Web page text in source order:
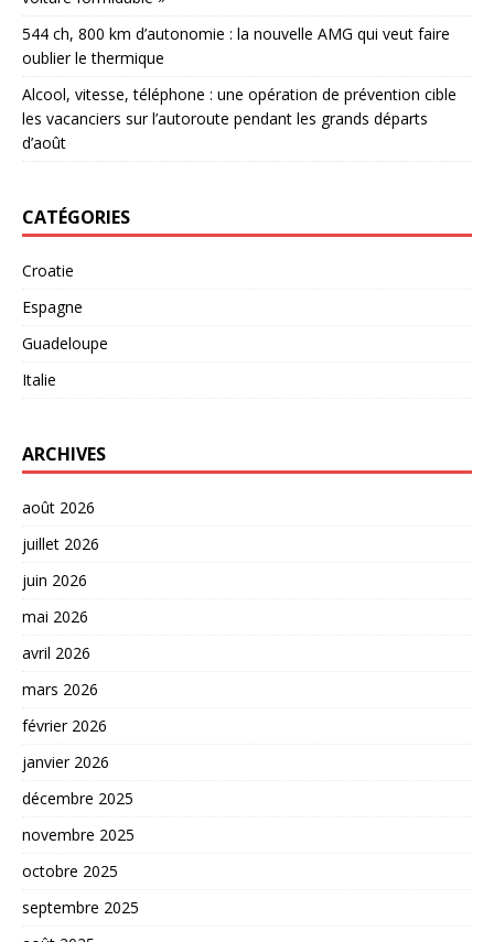
544 ch, 800 km d’autonomie : la nouvelle AMG qui veut faire
oublier le thermique
Alcool, vitesse, téléphone : une opération de prévention cible
les vacanciers sur l’autoroute pendant les grands départs
d’août
CATÉGORIES
Croatie
Espagne
Guadeloupe
Italie
ARCHIVES
août 2026
juillet 2026
juin 2026
mai 2026
avril 2026
mars 2026
février 2026
janvier 2026
décembre 2025
novembre 2025
octobre 2025
septembre 2025